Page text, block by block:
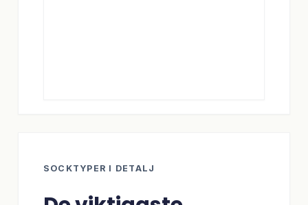
SOCKTYPER I DETALJ